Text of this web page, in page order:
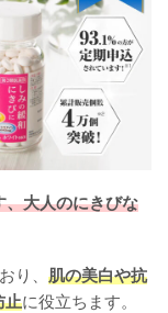
、大人のにきびな
り、 肌の美白や抗
止に役立ちます。